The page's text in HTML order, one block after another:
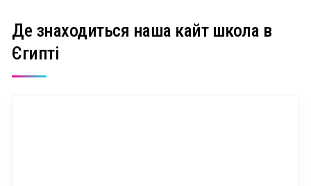
Де знаходиться наша кайт школа в
Єгипті